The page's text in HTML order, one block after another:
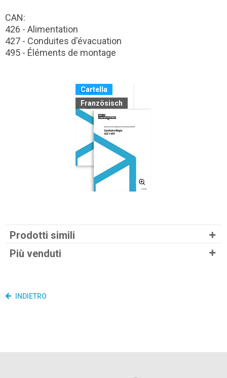
CAN:
426 - Alimentation
427 - Conduites d'évacuation
495 - Éléments de montage
Cartella
Französisch
Prodotti simili
Più venduti
INDIETRO